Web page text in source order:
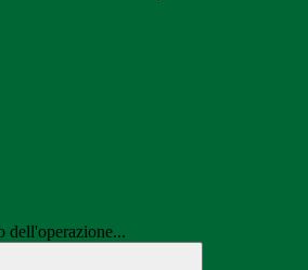
dell'operazione...